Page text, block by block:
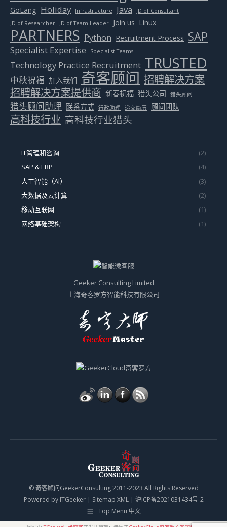
GoLang Holiday Infrastructure Java
JD of Consultant
JD of Researcher
JD of Team Leader Join us Linux
PARTNERS Python Recruitment Process SAP
Specialist Expertise Specialist Teams
Technology Practice Recruitment TRUSTED
中秋祝福 加入我们 奇客顾问 招聘解决方案
招聘解决方案提供商 新春祝福 猎头公司 猎头顾问
猎头顾问助理 联系方式 行政助理 递交简历 顾问团队
高科技行业 高科技行业猎头
IT管理和咨询
(2)
SAP & ERP
(4)
人工智能（AI）
(3)
大数据及云计算
(2)
移动互联网
(1)
网络基础架构
(1)
Geeker Consulting Limited
上海奇客罗方智能科技有限公司
© 奇客顾问GeekerConsulting 2011-2023 All Rights Reserved
Powered by ITGeeker| Sitemap XML| 沪ICP备2021031434号-2
Top Menu 中文